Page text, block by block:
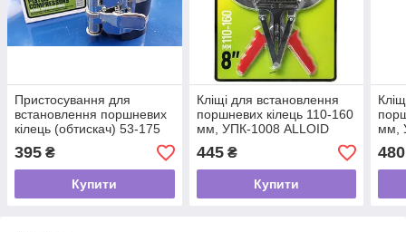
Пристосування для
встановлення поршневих
кілець (обтискач) 53-175
мм Alloid ОК-4057
395 ₴
Купити
Кліщі для встановлення
поршневих кілець 110-160
мм, УПК-1008 ALLOID
445₴
Купити
мм,
480